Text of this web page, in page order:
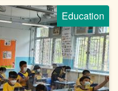
Education